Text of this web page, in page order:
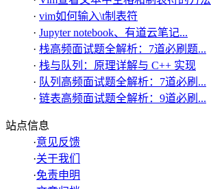
· vim如何输入\t制表符
· Jupyter notebook、有道云笔记...
· 栈高频面试题全解析：7道必刷题...
· 栈与队列：原理详解与 C++ 实现
· 队列高频面试题全解析：7道必刷...
· 链表高频面试题全解析：9道必刷...
站点信息
·意见反馈
·关于我们
·免责申明